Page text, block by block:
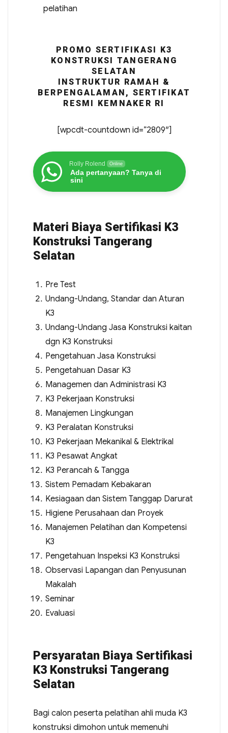
pelatihan
PROMO SERTIFIKASI K3
KONSTRUKSI TANGERANG
SELATAN
INSTRUKTUR RAMAH &
BERPENGALAMAN, SERTIFIKAT
RESMI KEMNAKER RI
[wpcdt-countdown id=”2809″]
Rolly Rolend Online
Ada pertanyaan? Tanya di
sini
Materi Biaya Sertifikasi K3
Konstruksi Tangerang
Selatan
Pre Test
Undang-Undang, Standar dan Aturan
K3
Undang-Undang Jasa Konstruksi kaitan
dgn K3 Konstruksi
Pengetahuan Jasa Konstruksi
Pengetahuan Dasar K3
Managemen dan Administrasi K3
K3 Pekerjaan Konstruksi
Manajemen Lingkungan
K3 Peralatan Konstruksi
K3 Pekerjaan Mekanikal & Elektrikal
K3 Pesawat Angkat
K3 Perancah & Tangga
Sistem Pemadam Kebakaran
Kesiagaan dan Sistem Tanggap Darurat
Higiene Perusahaan dan Proyek
Manajemen Pelatihan dan Kompetensi
K3
Pengetahuan Inspeksi K3 Konstruksi
Observasi Lapangan dan Penyusunan
Makalah
Seminar
Evaluasi
Persyaratan Biaya Sertifikasi
K3 Konstruksi Tangerang
Selatan
Bagi calon peserta pelatihan ahli muda K3
konstruksi dimohon untuk memenuhi